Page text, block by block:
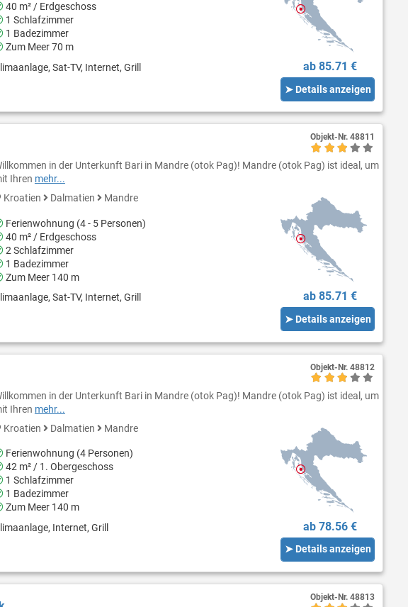
40 m² / Erdgeschoss
1 Schlafzimmer
1 Badezimmer
Zum Meer 70 m
Sat-TV, Internet, Grill
ab 85.71 €
➤ Details anzeigen
in der Unterkunft Bari in Mandre (otok Pag)! Mandre (otok Pag) ist ideal, um
Ihren mehr...
Kroatien
Dalmatien Mandre
Ferienwohnung (4 - 5 Personen)
40 m² / Erdgeschoss
2 Schlafzimmer
1 Badezimmer
Zum Meer 140 m
Sat-TV, Internet, Grill
ab 85.71 €
➤ Details anzeigen
Objekt-Nr. 48811
in der Unterkunft Bari in Mandre (otok Pag)! Mandre (otok Pag) ist ideal, um
Ihren mehr...
Kroatien
Dalmatien Mandre
Ferienwohnung (4 Personen)
42 m² / 1. Obergeschoss
1 Schlafzimmer
1 Badezimmer
Zum Meer 140 m
Internet, Grill
ab 78.56 €
➤ Details anzeigen
Objekt-Nr. 48812
Objekt-Nr. 48813